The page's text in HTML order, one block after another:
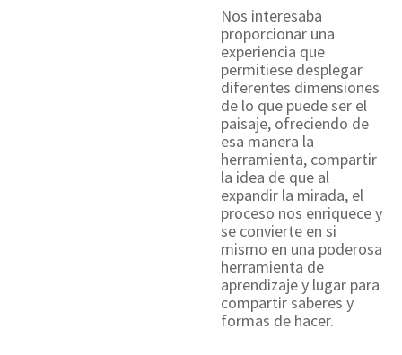
Nos interesaba
proporcionar una
experiencia que
permitiese desplegar
diferentes dimensiones
de lo que puede ser el
paisaje, ofreciendo de
esa manera la
herramienta, compartir
la idea de que al
expandir la mirada, el
proceso nos enriquece y
se convierte en si
mismo en una poderosa
herramienta de
aprendizaje y lugar para
compartir saberes y
formas de hacer.